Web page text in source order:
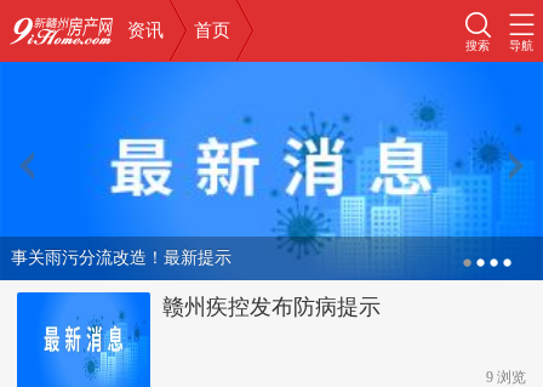
资讯 首页
搜索 导航
事关雨污分流改造！最新提示
赣州疾控发布防病提示
9 浏览